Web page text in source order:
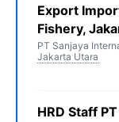
Export
Fishery,
PT Sanjaya
Jakarta Utara
HRD Staff